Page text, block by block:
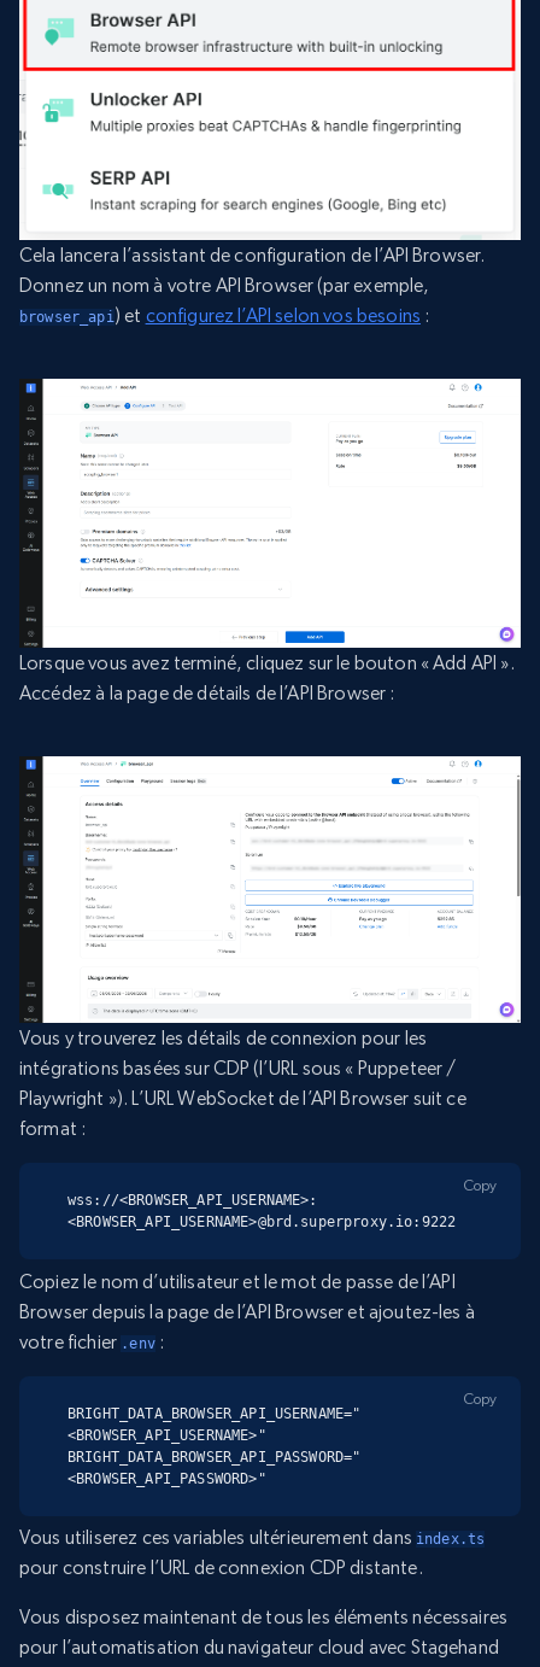
Cela lancera l’assistant de configuration de l’API Browser.
Donnez un nom à votre API Browser (par exemple,
browser_api) et configurez l’API selon vos besoins :
Lorsque vous avez terminé, cliquez sur le bouton « Add API ».
Accédez à la page de détails de l’API Browser :
Vous y trouverez les détails de connexion pour les
intégrations basées sur CDP (l’URL sous « Puppeteer /
Playwright »). L’URL WebSocket de l’API Browser suit ce
format :
wss://<BROWSER_API_USERNAME>:
<BROWSER_API_USERNAME>@brd.superproxy.io:9222
Copy
Copiez le nom d’utilisateur et le mot de passe de l’API
Browser depuis la page de l’API Browser et ajoutez-les à
votre fichier .env:
BRIGHT_DATA_BROWSER_API_USERNAME="
<BROWSER_API_USERNAME>"
BRIGHT_DATA_BROWSER_API_PASSWORD="
<BROWSER_API_PASSWORD>"
Copy
Vous utiliserez ces variables ultérieurement dans index.ts
pour construire l’URL de connexion CDP distante.
Vous disposez maintenant de tous les éléments nécessaires
pour l’automatisation du navigateur cloud avec Stagehand